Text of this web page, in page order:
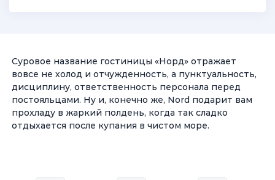
Суровое название гостиницы «Норд» отражает
вовсе не холод и отчужденность, а пунктуальность,
дисциплину, ответственность персонала перед
постояльцами. Ну и, конечно же, Nord подарит вам
прохладу в жаркий полдень, когда так сладко
отдыхается после купания в чистом море.